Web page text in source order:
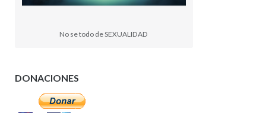
No se todo de SEXUALIDAD
DONACIONES